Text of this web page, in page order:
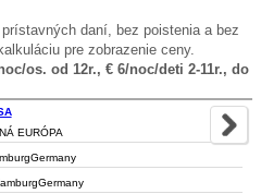
daní, bez poistenia a bez
pre zobrazenie ceny.
os. od 12r., € 6/noc/deti 2-11r., do
EURÓPA